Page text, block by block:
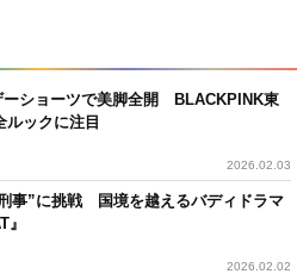
ーショーツで美脚全開 BLACKPINK東
ルックに注目
2026.02.03
事”に挑戦 国境を越えるバディドラマ
2026.02.02